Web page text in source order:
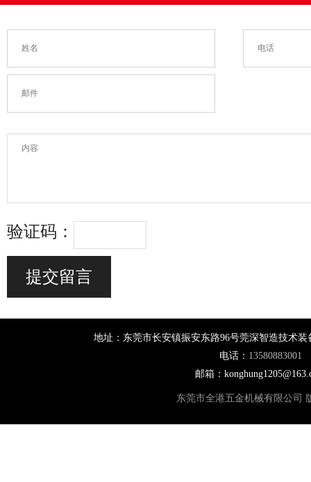
验证码：
地址：东莞市长安镇振安东路96号莞深智造技术装
电话： 13580883001
邮箱：
东莞市全港五金机械有限公司